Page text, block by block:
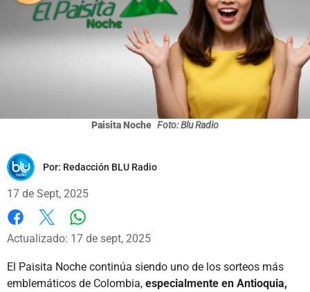
Paisita Noche Foto: Blu Radio
Por: Redacción BLU Radio
17 de Sept, 2025
Facebook
X
Actualizado: 17 de sept, 2025
El Paisita Noche continúa siendo uno de los sorteos más
emblemáticos de Colombia, especialmente en Antioquia,